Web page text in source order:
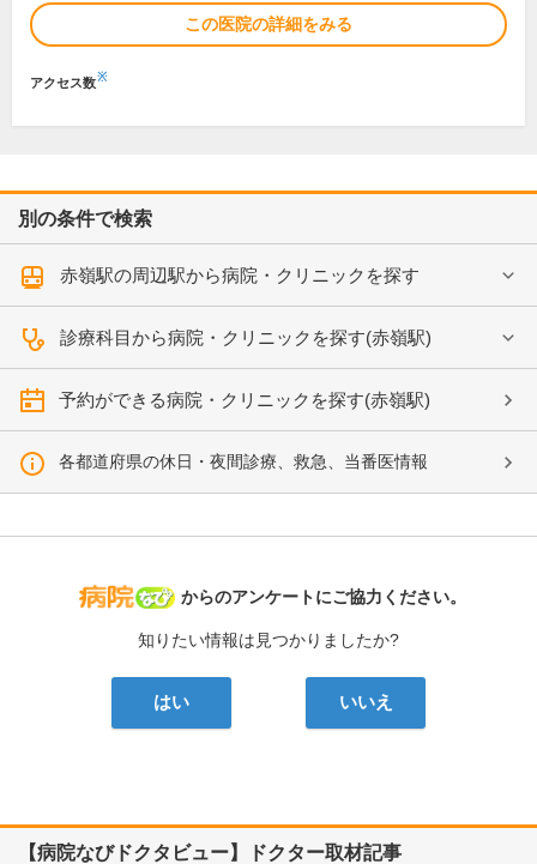
この医院の詳細をみる
アクセス数※
別の条件で検索
赤嶺駅の周辺駅から病院・クリニックを探す
診療科目から病院・クリニックを探す(赤嶺駅)
予約ができる病院・クリニックを探す(赤嶺駅)
各都道府県の休日・夜間診療、救急、当番医情報
病院なび
からのアンケートにご協力ください。
知りたい情報は見つかりましたか?
はい いいえ
【病院なびドクタビュー】ドクター取材記事